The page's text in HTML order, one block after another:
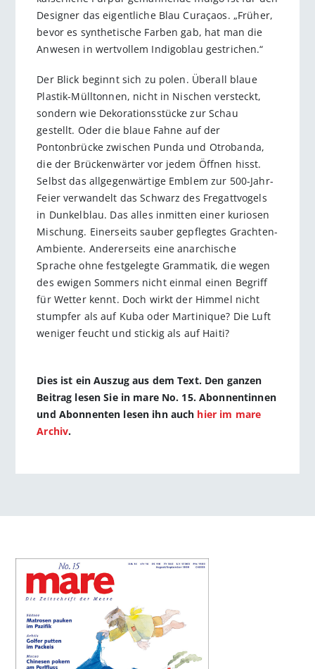
Designer das eigentliche Blau Curaçaos. „Früher,
bevor es synthetische Farben gab, hat man die
Anwesen in wertvollem Indigoblau gestrichen.“
Der Blick beginnt sich zu polen. Überall blaue
Plastik-Mülltonnen, nicht in Nischen versteckt,
sondern wie Dekorationsstücke zur Schau
gestellt. Oder die blaue Fahne auf der
Pontonbrücke zwischen Punda und Otrobanda,
die der Brückenwärter vor jedem Öffnen hisst.
Selbst das allgegenwärtige Emblem zur 500-Jahr-
Feier verwandelt das Schwarz des Fregattvogels
in Dunkelblau. Das alles inmitten einer kuriosen
Mischung. Einerseits sauber gepflegtes Grachten-
Ambiente. Andererseits eine anarchische
Sprache ohne festgelegte Grammatik, die wegen
des ewigen Sommers nicht einmal einen Begriff
für Wetter kennt. Doch wirkt der Himmel nicht
stumpfer als auf Kuba oder Martinique? Die Luft
weniger feucht und stickig als auf Haiti?
Dies ist ein Auszug aus dem Text. Den ganzen
Beitrag lesen Sie in mare No. 15. Abonnentinnen
und Abonnenten lesen ihn auch hier im mare
Archiv.